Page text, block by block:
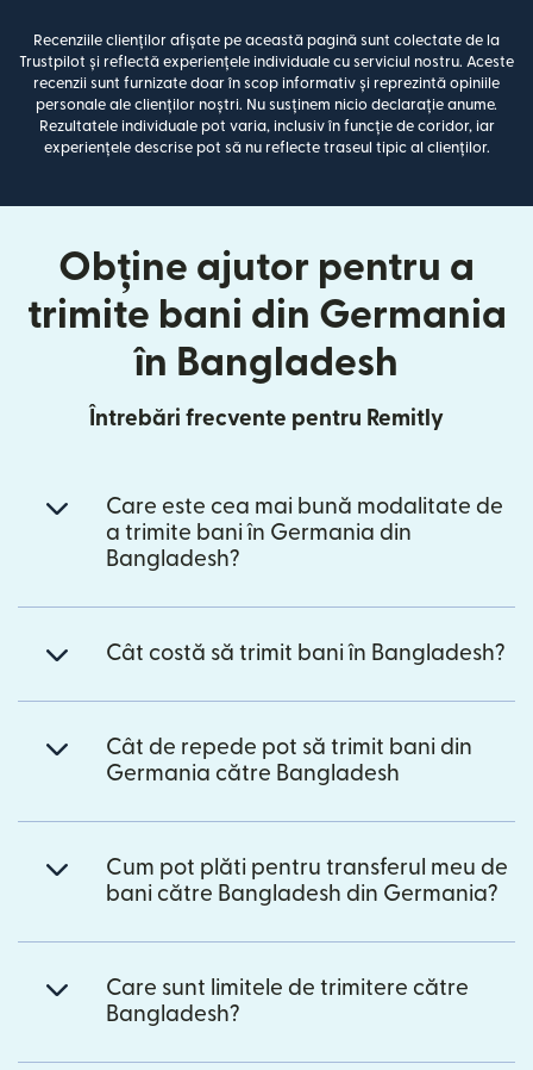
Recenziile clienților afișate pe această pagină sunt colectate de la
Trustpilot și reflectă experiențele individuale cu serviciul nostru. Aceste
recenzii sunt furnizate doar în scop informativ și reprezintă opiniile
personale ale clienților noștri. Nu susținem nicio declarație anume.
Rezultatele individuale pot varia, inclusiv în funcție de coridor, iar
experiențele descrise pot să nu reflecte traseul tipic al clienților.
Obține ajutor pentru a
trimite bani din Germania
în Bangladesh
Întrebări frecvente pentru Remitly
Care este cea mai bună modalitate de
a trimite bani în Germania din
Bangladesh?
Cât costă să trimit bani în Bangladesh?
Cât de repede pot să trimit bani din
Germania către Bangladesh
Cum pot plăti pentru transferul meu de
bani către Bangladesh din Germania?
Care sunt limitele de trimitere către
Bangladesh?